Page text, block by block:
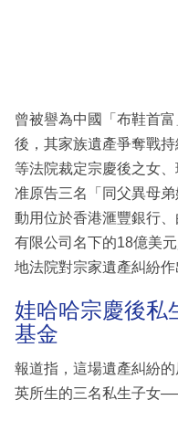
區
曾被譽為中國「布鞋首
後，其家族遺產爭奪戰
等法院裁定宗慶後之女
准原告三名「同父異母
動用位於香港滙豐銀行
有限公司名下的18億美
地法院對宗家遺產糾紛作
娃哈哈宗慶後私
基金
報道指，這場遺產糾紛
英所生的三名私生子女